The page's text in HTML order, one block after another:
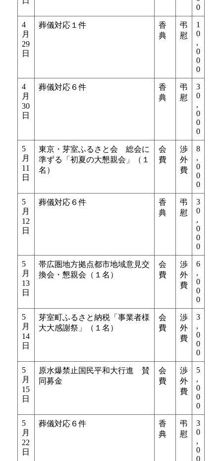
0
4
月
29
日
葬儀対応１件
香
典
弔
慰
1
0
,
0
0
0
4
月
30
日
葬儀対応６件
香
典
弔
慰
3
0
,
0
0
0
5
月
11
日
東京・芽室ふるさと会 総会に
準ずる「初夏の大懇親会」（１
名）
会
費
渉
外
費
8
,
0
0
0
5
月
12
日
葬儀対応６件
香
典
弔
慰
3
0
,
0
0
0
5
月
13
日
帯広圏地方拠点都市地域意見交
換会・懇親会（１名）
会
費
渉
外
費
6
,
0
0
0
5
月
14
日
芽室町ふるさと納税「事業者様
大大感謝祭」（１名）
会
費
渉
外
費
3
,
0
0
0
5
月
15
日
原水爆禁止国民平和大行進 賛
同募金
会
費
渉
外
費
5
,
0
0
0
5
月
22
日
葬儀対応６件
香
典
弔
慰
3
0
,
0
0